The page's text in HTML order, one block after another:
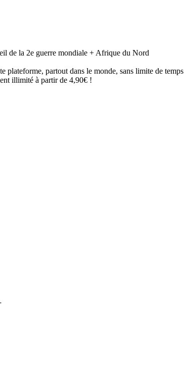
de la 2e guerre mondiale + Afrique du Nord
partout dans le monde, sans limite de temps
illimité à partir de 4,90€ !